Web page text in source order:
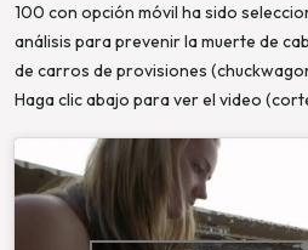
100 con opción móvil ha sido
análisis para prevenir la muerte de
de carros de provisiones
Haga clic abajo para ver el video